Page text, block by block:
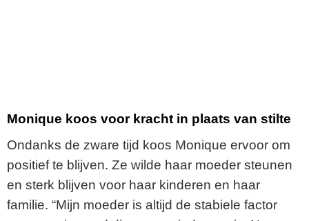
Monique koos voor kracht in plaats van stilte
Ondanks de zware tijd koos Monique ervoor om
positief te blijven. Ze wilde haar moeder steunen
en sterk blijven voor haar kinderen en haar
familie. “Mijn moeder is altijd de stabiele factor